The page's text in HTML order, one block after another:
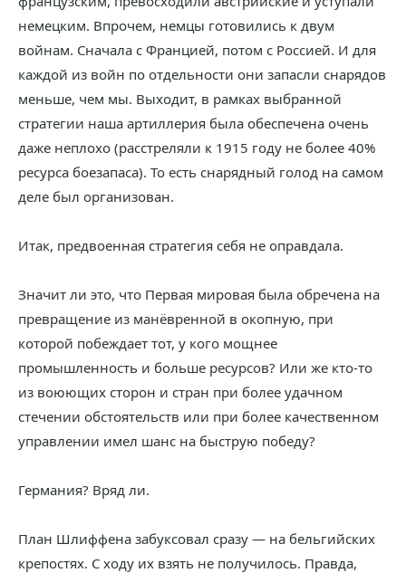
немецким. Впрочем, немцы готовились к двум
войнам. Сначала с Францией, потом с Россией. И для
каждой из войн по отдельности они запасли снарядов
меньше, чем мы. Выходит, в рамках выбранной
стратегии наша артиллерия была обеспечена очень
даже неплохо (расстреляли к 1915 году не более 40%
ресурса боезапаса). То есть снарядный голод на самом
деле был организован.
Итак, предвоенная стратегия себя не оправдала.
Значит ли это, что Первая мировая была обречена на
превращение из манёвренной в окопную, при
которой побеждает тот, у кого мощнее
промышленность и больше ресурсов? Или же кто-то
из воюющих сторон и стран при более удачном
стечении обстоятельств или при более качественном
управлении имел шанс на быструю победу?
Германия? Вряд ли.
План Шлиффена забуксовал сразу — на бельгийских
крепостях. С ходу их взять не получилось. Правда,